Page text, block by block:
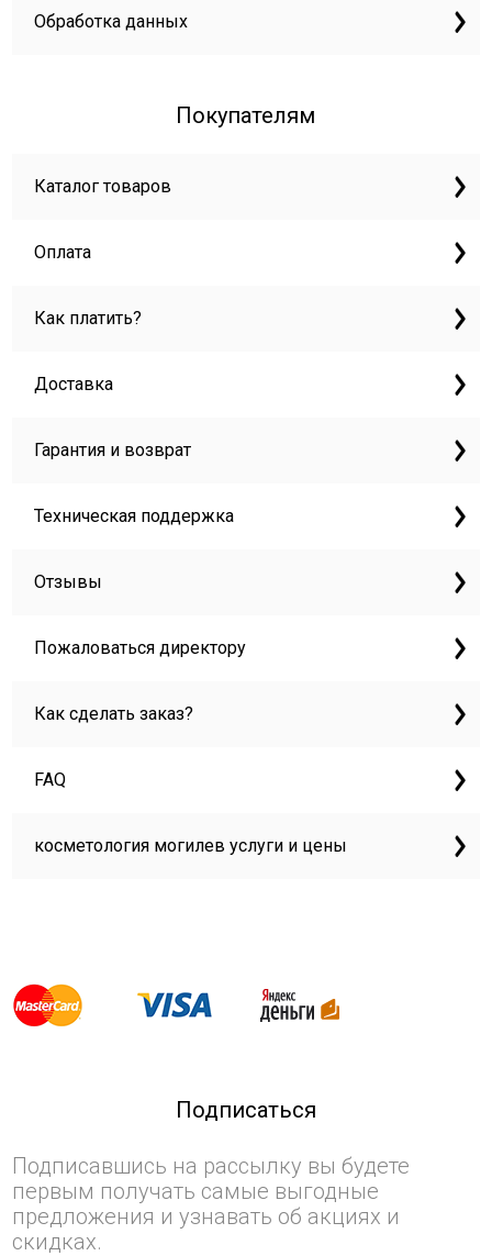
Обработка данных
Покупателям
Каталог товаров
Оплата
Как платить?
Доставка
Гарантия и возврат
Техническая поддержка
Отзывы
Пожаловаться директору
Как сделать заказ?
FAQ
косметология могилев услуги и цены
Подписаться
Подписавшись на рассылку вы будете
первым получать самые выгодные
предложения и узнавать об акциях и
скидках.